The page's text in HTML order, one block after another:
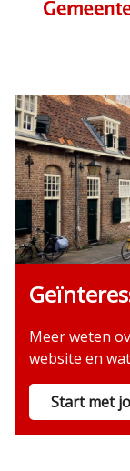
Meer weten
website en
Start met